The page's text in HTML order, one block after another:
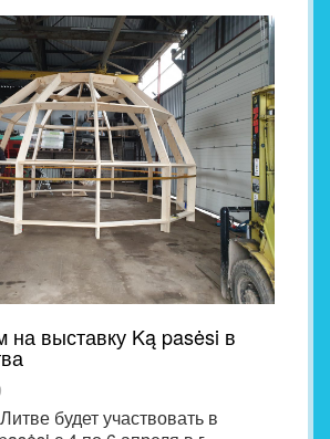
выставку Ką pasėsi в
будет участвовать в